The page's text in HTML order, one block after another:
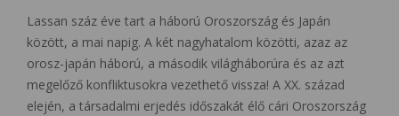
Lassan száz éve tart a háború Oroszország és Japán
között, a mai napig. A két nagyhatalom közötti, azaz az
orosz-japán háború, a második világháborúra és az azt
megelőző konfliktusokra vezethető vissza! A XX. század
elején, a társadalmi erjedés időszakát élő cári Oroszország